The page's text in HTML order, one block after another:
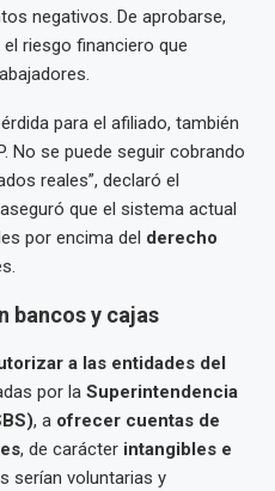
negativos. De aprobarse,
riesgo financiero que
para el afiliado, también
No se puede seguir cobrando
reales”, declaró el
que el sistema actual
por encima del derecho
bancos y cajas
a las entidades del
por la Superintendencia
, a ofrecer cuentas de
, de carácter intangibles e
serían voluntarias y